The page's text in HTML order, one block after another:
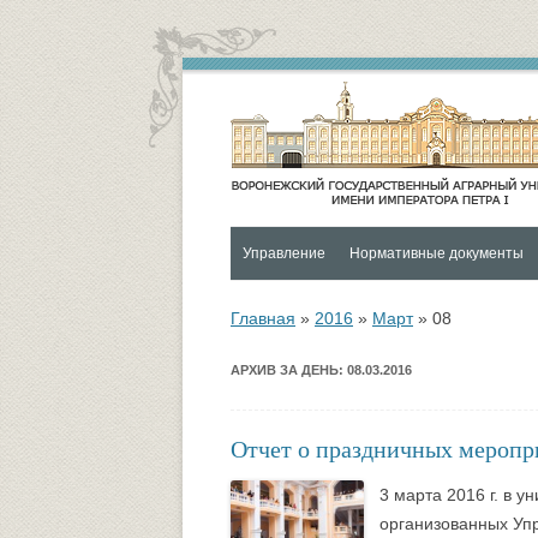
Управление
воспитательной работе
Управление по социальной и
Нормативные документы
ОБЕСПЕЧЕНИЕ
ОБУЧАЮЩИХСЯ
Главная » 2016 » Март» 08
АРХИВ ЗА ДЕНЬ: 08.03.2016
Отчет о праздничных
3 марта 2016 г. в
организованных